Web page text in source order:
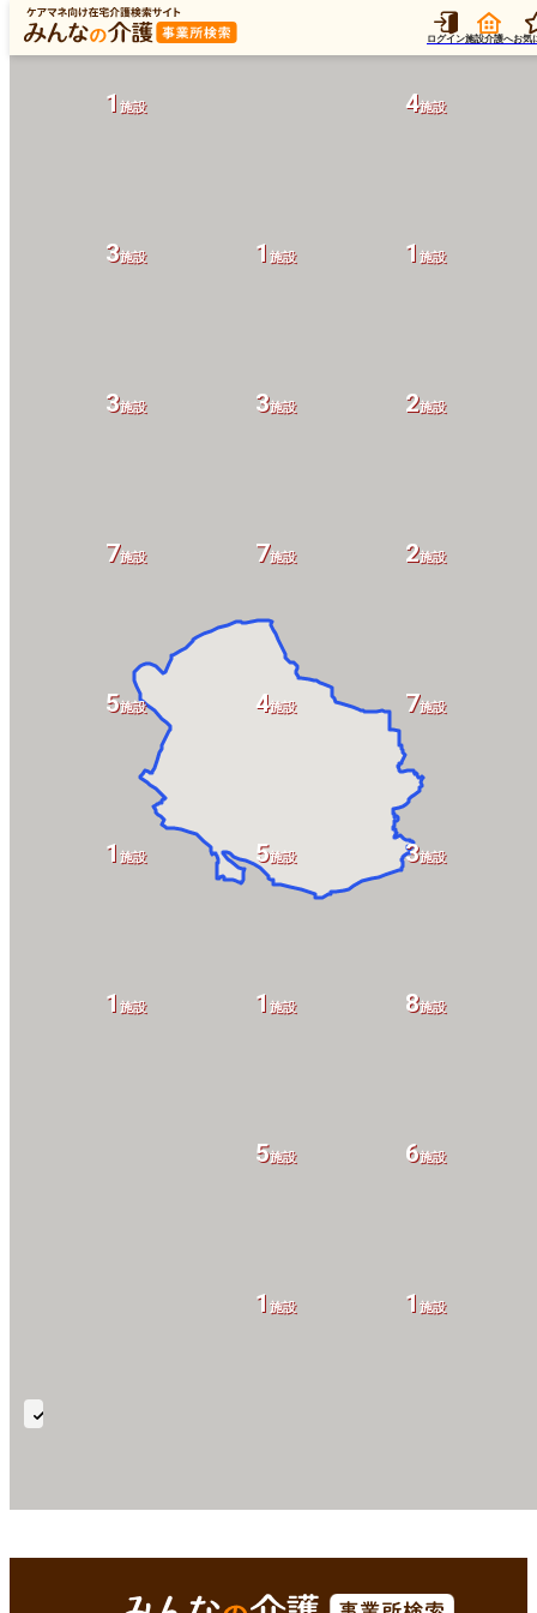
ログイン施設介護へお気
施設 3施設
1 施設 1 施設
5施設 6施設
1 施設 1 施設 8施設
1 施設 5施設 3施設
5施設 4施設 7施設
7施設 7施設 2施設
3施設 3施設 2施設
3施設 1 施設 1 施設
1 施設 4施設
可